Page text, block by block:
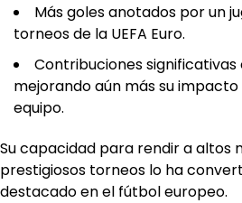
Más goles anotados por un
torneos de la UEFA Euro.
Contribuciones significativas
mejorando aún más su
equipo.
Su capacidad para rendir a altos
prestigiosos torneos lo ha
destacado en el fútbol europeo.